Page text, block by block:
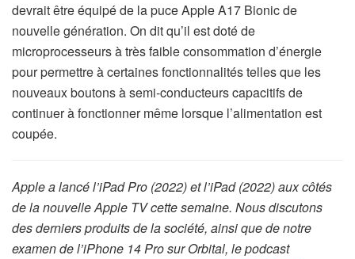
devrait être équipé de la puce Apple A17 Bionic de
nouvelle génération. On dit qu’il est doté de
microprocesseurs à très faible consommation d’énergie
pour permettre à certaines fonctionnalités telles que les
nouveaux boutons à semi-conducteurs capacitifs de
continuer à fonctionner même lorsque l’alimentation est
coupée.
Apple a lancé l’iPad Pro (2022) et l’iPad (2022) aux côtés
de la nouvelle Apple TV cette semaine. Nous discutons
des derniers produits de la société, ainsi que de notre
examen de l’iPhone 14 Pro sur Orbital, le podcast